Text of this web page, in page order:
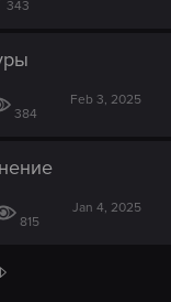
343
384
Feb 3, 2025
815
Jan 4, 2025
Last